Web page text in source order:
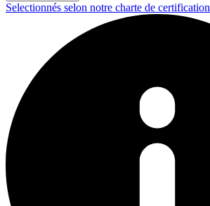
Selectionnés selon notre charte de certification